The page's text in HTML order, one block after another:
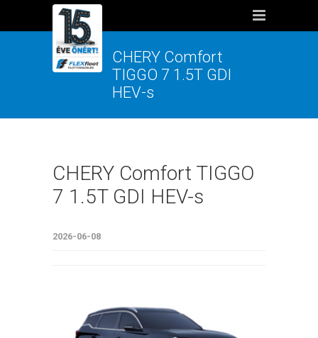
CHERY Comfort
TIGGO 7 1.5T GDI
HEV-s
CHERY Comfort TIGGO
7 1.5T GDI HEV-s
2026-06-08